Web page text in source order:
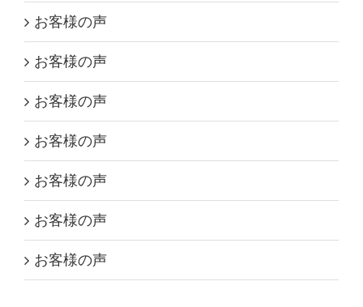
お客様の声
お客様の声
お客様の声
お客様の声
お客様の声
お客様の声
お客様の声